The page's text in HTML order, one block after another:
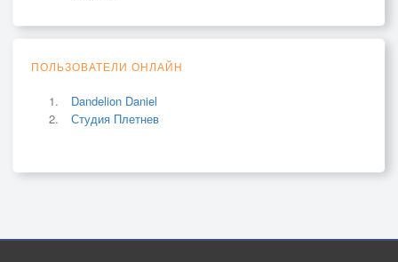
ПОЛЬЗОВАТЕЛИ ОНЛАЙН
Dandelion Daniel
Студия Плетнев